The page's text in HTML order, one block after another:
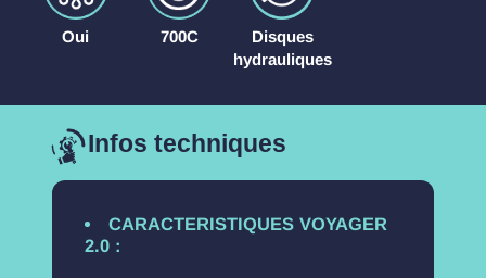
a
n
e
Oui
u
e
700C
:
Disques
hydrauliques
Infos techniques
CARACTERISTIQUES VOYAGER
2.0 :